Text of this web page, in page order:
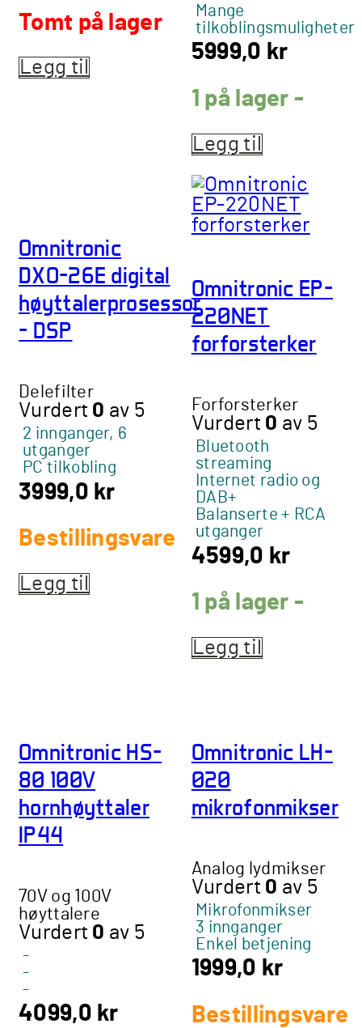
Tomt på lager
Legg til
Mange
tilkoblingsmuligheter
5999,0 kr
1 på lager -
Legg til
Omnitronic
DXO-26E digital
høyttalerprosessor
– DSP
Delefilter
Vurdert 0 av 5
2 innganger, 6
utganger
PC tilkobling
3999,0 kr
Bestillingsvare
Legg til
Omnitronic EP-
220NET
forforsterker
Forforsterker
Vurdert 0 av 5
Bluetooth
streaming
Internet radio og
DAB+
Balanserte + RCA
utganger
4599,0 kr
1 på lager -
Legg til
Omnitronic HS-
80 100V
hornhøyttaler
IP44
70V og 100V
høyttalere
Vurdert 0 av 5
-
-
-
4099,0 kr
Omnitronic LH-
020
mikrofonmikser
Analog lydmikser
Vurdert 0 av 5
Mikrofonmikser
3 innganger
Enkel betjening
1999,0 kr
Bestillingsvare